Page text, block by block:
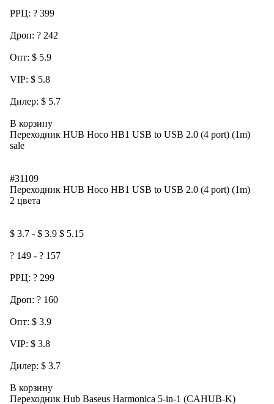
РРЦ: ? 399
Дроп: ? 242
Опт: $ 5.9
VIP: $ 5.8
Дилер: $ 5.7
В корзину
Переходник HUB Hoco HB1 USB to USB 2.0 (4 port) (1m)
sale
#31109
Переходник HUB Hoco HB1 USB to USB 2.0 (4 port) (1m)
2 цвета
$ 3.7 - $ 3.9 $ 5.15
? 149 - ? 157
РРЦ: ? 299
Дроп: ? 160
Опт: $ 3.9
VIP: $ 3.8
Дилер: $ 3.7
В корзину
Переходник Hub Baseus Harmonica 5-in-1 (CAHUB-K)